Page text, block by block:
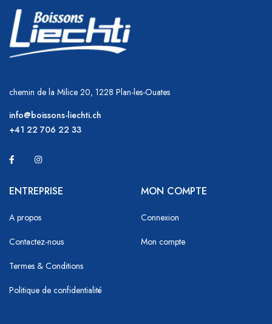
chemin de la Milice 20, 1228 Plan-les-Ouates
info@boissons-liechti.ch
+41 22 706 22 33
ENTREPRISE
A propos
Contactez-nous
Termes & Conditions
Politique de confidentialité
MON COMPTE
Connexion
Mon compte